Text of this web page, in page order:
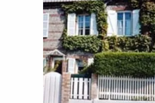
Tout l'agenda
Eté
Quand il pleut
Avec les enfants
Entre amis
Lieux branchés
Meilleurs brunch
Restaurants avec vue
Séjours en bord de
mer
Séjours en train
Séjours à vélo